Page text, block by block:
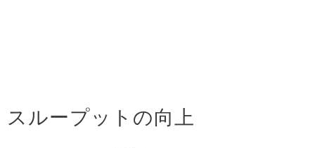
スループットの向上